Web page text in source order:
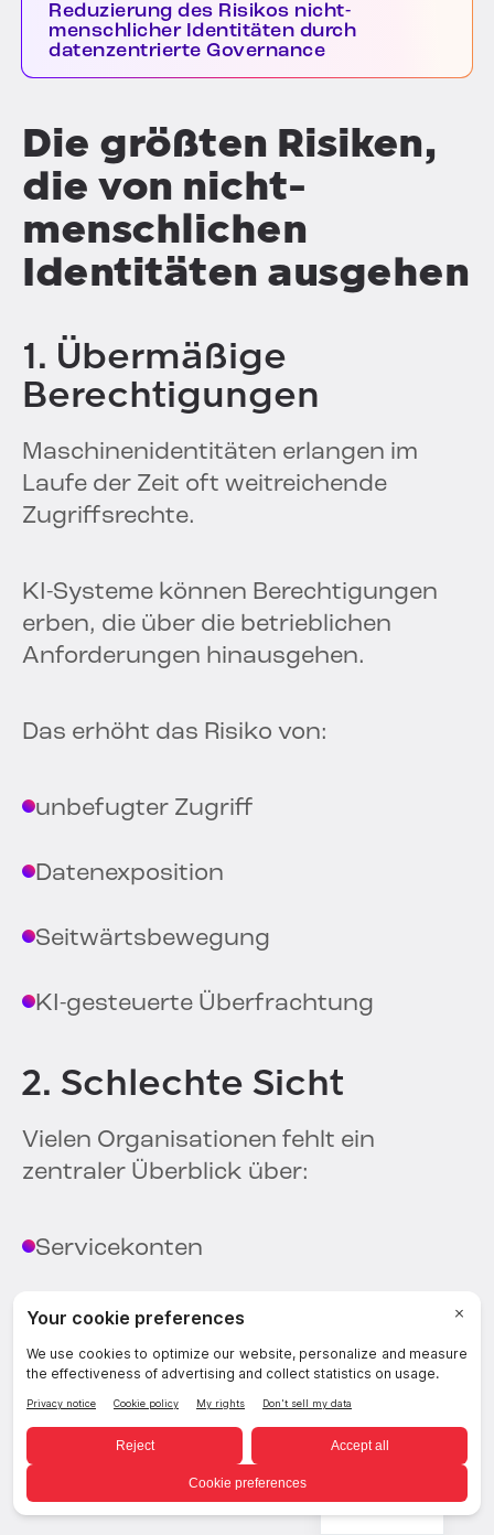
Reduzierung des Risikos nicht-
menschlicher Identitäten durch
datenzentrierte Governance
Die größten Risiken,
die von nicht-
menschlichen
Identitäten ausgehen
1. Übermäßige
Berechtigungen
Maschinenidentitäten erlangen im
Laufe der Zeit oft weitreichende
Zugriffsrechte.
KI-Systeme können Berechtigungen
erben, die über die betrieblichen
Anforderungen hinausgehen.
Das erhöht das Risiko von:
unbefugter Zugriff
Datenexposition
Seitwärtsbewegung
KI-gesteuerte Überfrachtung
2. Schlechte Sicht
Vielen Organisationen fehlt ein
zentraler Überblick über:
Servicekonten
Token
KI-Agenten
API-Aktivität
Maschinenanmeldeinformationen
German